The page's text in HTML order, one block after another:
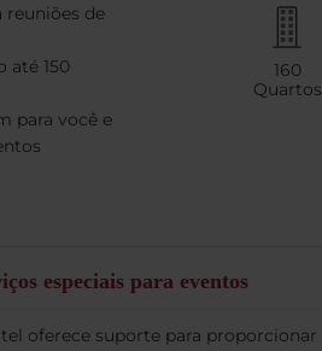
reuniões de
até 150
para você e
160
Quartos
especiais para eventos
oferece suporte para proporcionar